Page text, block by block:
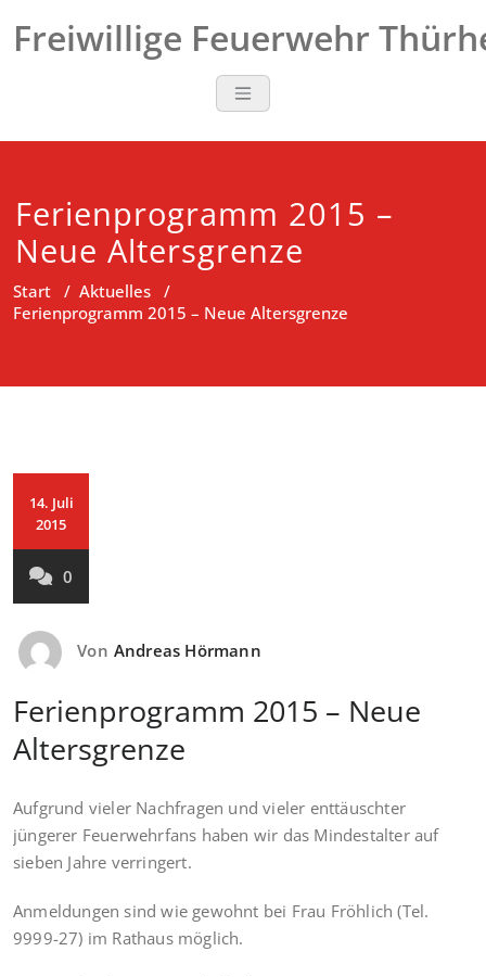
Inhalt
Freiwillige Feuerwehr
Ferienprogramm 2015 –
Neue Altersgrenze
Start / Aktuelles /
Ferienprogramm 2015 – Neue Altersgrenze
14. Juli
2015
0
Von Andreas Hörmann
Ferienprogramm 2015 – Neue
Altersgrenze
Aufgrund vieler Nachfragen und vieler enttäuschter
jüngerer Feuerwehrfans haben wir das Mindestalter auf
sieben Jahre verringert.
Anmeldungen sind wie gewohnt bei Frau Fröhlich (Tel.
9999-27) im Rathaus möglich.